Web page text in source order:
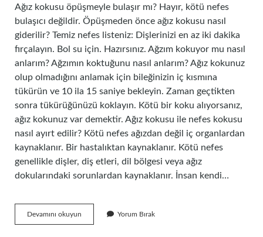
Ağız kokusu öpüşmeyle bulaşır mı? Hayır, kötü nefes
bulaşıcı değildir. Öpüşmeden önce ağız kokusu nasıl
giderilir? Temiz nefes listeniz: Dişlerinizi en az iki dakika
fırçalayın. Bol su için. Hazırsınız. Ağzım kokuyor mu nasıl
anlarım? Ağzımın koktuğunu nasıl anlarım? Ağız kokunuz
olup olmadığını anlamak için bileğinizin iç kısmına
tükürün ve 10 ila 15 saniye bekleyin. Zaman geçtikten
sonra tükürüğünüzü koklayın. Kötü bir koku alıyorsanız,
ağız kokunuz var demektir. Ağız kokusu ile nefes kokusu
nasıl ayırt edilir? Kötü nefes ağızdan değil iç organlardan
kaynaklanır. Bir hastalıktan kaynaklanır. Kötü nefes
genellikle dişler, diş etleri, dil bölgesi veya ağız
dokularındaki sorunlardan kaynaklanır. İnsan kendi…
Devamını okuyun Öpüşürken
Ağız
Yorum Bırak